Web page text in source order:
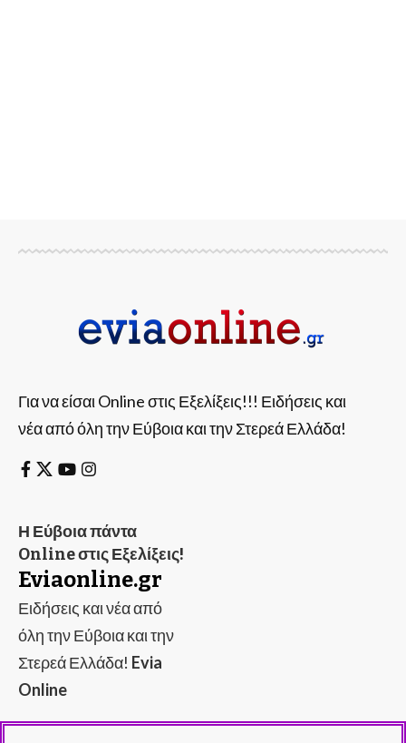
Για να είσαι Online στις Εξελίξεις!!! Ειδήσεις και
νέα από όλη την Εύβοια και την Στερεά Ελλάδα!
Η Εύβοια πάντα
Online στις Εξελίξεις!
Eviaonline.gr
Ειδήσεις και νέα από
όλη την Εύβοια και την
Στερεά Ελλάδα! Evia
Online